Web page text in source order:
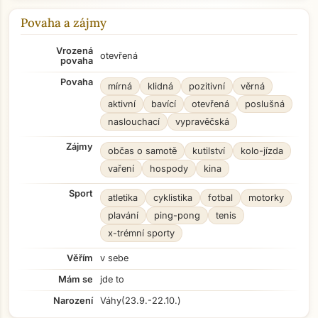
Povaha a zájmy
Vrozená
povaha
otevřená
Povaha mírná klidná pozitivní
věrná
aktivní
bavící otevřená
poslušná
naslouchací
vypravěčská
Zájmy občas o samotě kutilství
kolo-jízda
vaření
hospody kina
Sport atletika cyklistika fotbal
motorky
plavání
ping-pong
tenis
x-trémní sporty
Věřím
v sebe
Mám se
jde to
Narození
Váhy(23.9.-22.10.)